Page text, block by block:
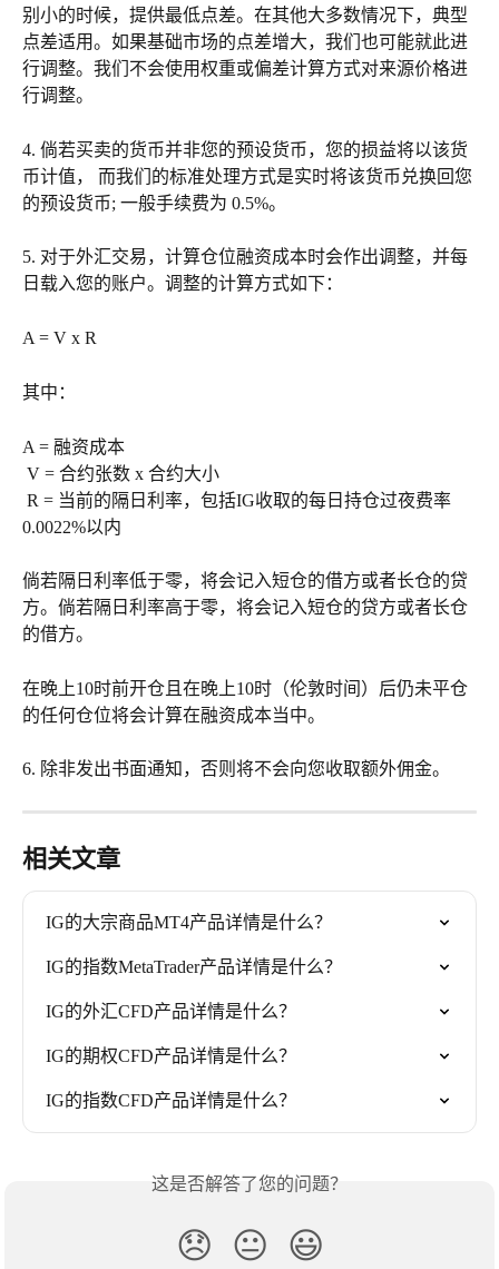
别小的时候，提供最低点差。在其他大多数情况下，典型
点差适用。如果基础市场的点差增大，我们也可能就此进
行调整。我们不会使用权重或偏差计算方式对来源价格进
行调整。
4. 倘若买卖的货币并非您的预设货币，您的损益将以该货
币计值， 而我们的标准处理方式是实时将该货币兑换回您
的预设货币; 一般手续费为 0.5%。
5. 对于外汇交易，计算仓位融资成本时会作出调整，并每
日载入您的账户。调整的计算方式如下：
A = V x R
其中：
A = 融资成本
V = 合约张数 x 合约大小
0.0022%以内
倘若隔日利率低于零，将会记入短仓的借方或者长仓的贷
方。倘若隔日利率高于零，将会记入短仓的贷方或者长仓
的借方。
在晚上10时前开仓且在晚上10时（伦敦时间）后仍未平仓
的任何仓位将会计算在融资成本当中。
6. 除非发出书面通知，否则将不会向您收取额外佣金。
相关文章
IG的大宗商品MT4产品详情是什么？
IG的指数MetaTrader产品详情是什么？
IG的外汇CFD产品详情是什么？
IG的期权CFD产品详情是什么？
IG的指数CFD产品详情是什么？
这是否解答了您的问题？
😞 😐 😃